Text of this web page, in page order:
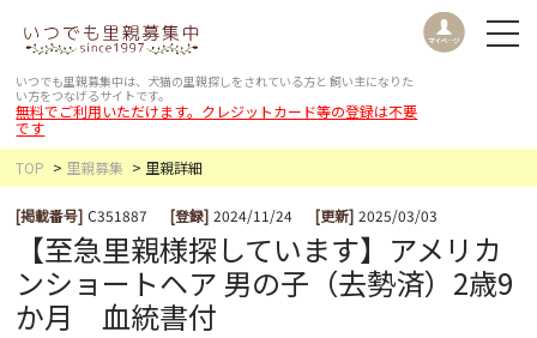
いつでも里親募集中は、犬猫の里親探しをされている方と 飼い主になりた
い方をつなげるサイトです。
無料でご利用いただけます。クレジットカード等の登録は不要
です
TOP
里親募集 里親詳細
[掲載番号] C351887 [登録] 2024/11/24 [更新] 2025/03/03
【至急里親様探しています】アメリカ
ンショートヘア 男の子（去勢済）2歳9
か月 血統書付